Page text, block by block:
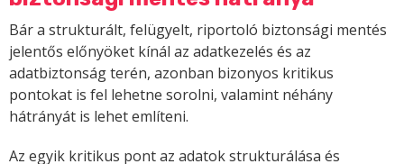
Bár a strukturált, felügyelt, riportoló biztonsági mentés
jelentős előnyöket kínál az adatkezelés és az
adatbiztonság terén, azonban bizonyos kritikus
pontokat is fel lehetne sorolni, valamint néhány
hátrányát is lehet említeni.
Az egyik kritikus pont az adatok strukturálása és